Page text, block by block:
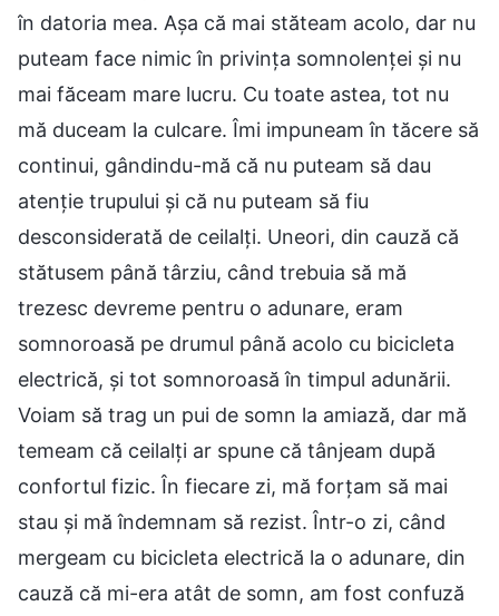
în datoria mea. Așa că mai stăteam acolo, dar nu
puteam face nimic în privința somnolenței și nu
mai făceam mare lucru. Cu toate astea, tot nu
mă duceam la culcare. Îmi impuneam în tăcere să
continui, gândindu-mă că nu puteam să dau
atenție trupului și că nu puteam să fiu
desconsiderată de ceilalți. Uneori, din cauză că
stătusem până târziu, când trebuia să mă
trezesc devreme pentru o adunare, eram
somnoroasă pe drumul până acolo cu bicicleta
electrică, și tot somnoroasă în timpul adunării.
Voiam să trag un pui de somn la amiază, dar mă
temeam că ceilalți ar spune că tânjeam după
confortul fizic. În fiecare zi, mă forțam să mai
stau și mă îndemnam să rezist. Într-o zi, când
mergeam cu bicicleta electrică la o adunare, din
cauză că mi-era atât de somn, am fost confuză